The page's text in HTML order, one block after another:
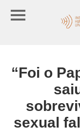
“Foi o
sexual